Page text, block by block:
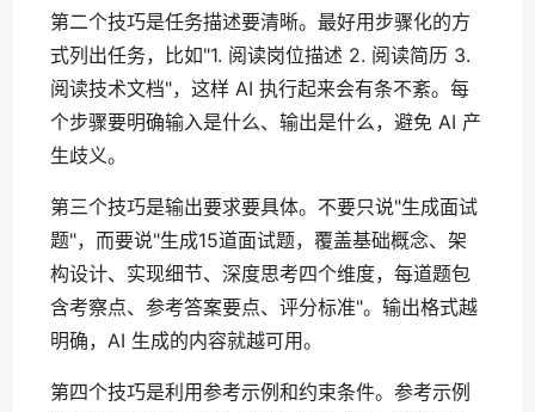
第二个技巧是任务描述要清晰。最好用步骤化的方
式列出任务，比如"1. 阅读岗位描述 2. 阅读简历 3.
阅读技术文档"，这样 AI 执行起来会有条不紊。每
个步骤要明确输入是什么、输出是什么，避免 AI 产
生歧义。
第三个技巧是输出要求要具体。不要只说"生成面试
题"，而要说"生成15道面试题，覆盖基础概念、架
构设计、实现细节、深度思考四个维度，每道题包
含考察点、参考答案要点、评分标准"。输出格式越
明确，AI 生成的内容就越可用。
第四个技巧是利用参考示例和约束条件。参考示例